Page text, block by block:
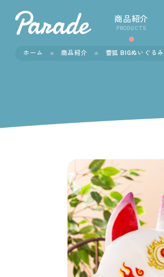
商品紹介
PRODUCTS
ホーム 商品紹介 蕾狐 BIGぬいぐるみ